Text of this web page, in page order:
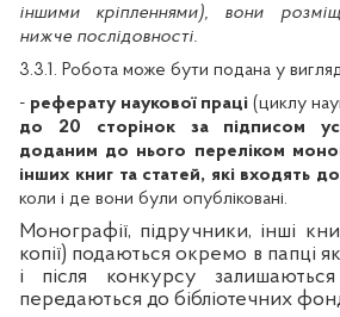
іншими кріпленнями), вони
нижче послідовності.
3.3.1. Робота може бути подана у
- реферату наукової праці (циклу
до 20 сторінок
за підписом
доданим до нього переліком
інших книг та статей, які входять
коли і де вони були опубліковані.
Монографії, підручники, інші
копії) подаються окремо в папці
і після конкурсу
передаються до бібліотечних